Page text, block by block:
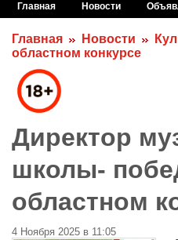
Главная Новости
Главная Новости
областном конкурсе
Директор
школы-
областном
4 Ноября 2025 в 11:05